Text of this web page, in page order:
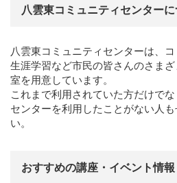
八雲東コミュニティセンター
八雲東コミュニティセンターは、コ
生涯学習など市民の皆さんのさま
室を用意しています。
これまで利用されていた方だけで
センターを利用したことがない人
い。
おすすめの講座・イベント情報